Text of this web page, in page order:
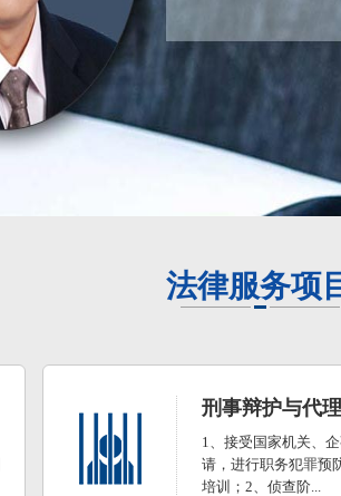
法律服务项
刑事辩护与代理
1、接受国家机关、
请，进行职务犯罪预
培训；2、侦查阶...